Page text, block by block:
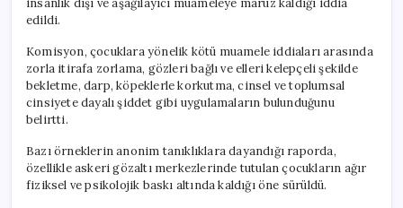
insanlık dışı ve aşağılayıcı muameleye maruz kaldığı iddia
edildi.
Komisyon, çocuklara yönelik kötü muamele iddiaları arasında
zorla itirafa zorlama, gözleri bağlı ve elleri kelepçeli şekilde
bekletme, darp, köpeklerle korkutma, cinsel ve toplumsal
cinsiyete dayalı şiddet gibi uygulamaların bulunduğunu
belirtti.
Bazı örneklerin anonim tanıklıklara dayandığı raporda,
özellikle askeri gözaltı merkezlerinde tutulan çocukların ağır
fiziksel ve psikolojik baskı altında kaldığı öne sürüldü.